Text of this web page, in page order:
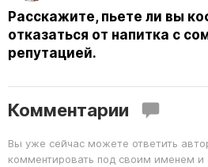
Расскажите, пьете ли вы
отказаться от напитка с
репутацией.
Комментарии
Вы уже сейчас можете ответить
комментировать под своим именем и